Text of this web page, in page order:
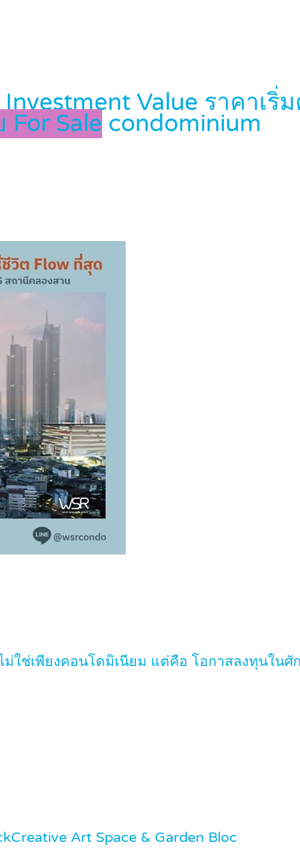
Value ราคาเ
For Sale condominium
ใช่เพียงคอนโดมิเนียม แต่คือ โอกาสลงทุนในศั
Art Space & Garden Bloc